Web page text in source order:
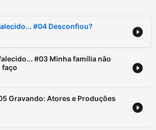
#04 Desconfiou?
#03 Minha família não
faço
Gravando: Atores e Produções